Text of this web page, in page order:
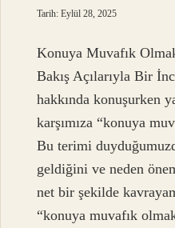
Tarih: Eylül 28, 2025
Konuya Muvafık
Bakış Açılarıyla Bir
hakkında konuşurken
karşımıza “konuya
Bu terimi
geldiğini ve neden
net bir şekilde
“konuya muvafık